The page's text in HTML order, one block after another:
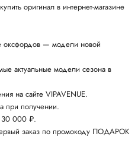
оригинал в интернет-магазине
оксфордов — модели новой
актуальные модели сезона в
на сайте VIPAVENUE.
при получении.
30 000 ₽.
заказ по промокоду ПОДАРОК